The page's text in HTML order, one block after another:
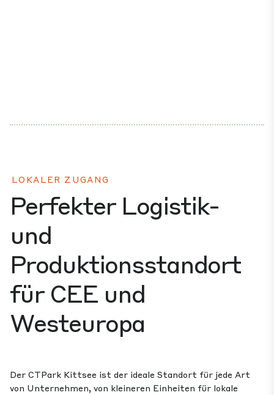
LOKALER ZUGANG
Perfekter Logistik-
und
Produktionsstandort
für CEE und
Westeuropa
Der CTPark Kittsee ist der ideale Standort für jede Art
von Unternehmen, von kleineren Einheiten für lokale